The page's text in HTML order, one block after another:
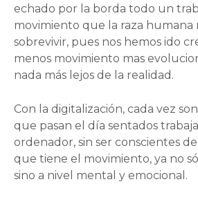
echado por la borda todo un
movimiento que la raza humana
sobrevivir, pues nos hemos ido
menos movimiento mas
nada más lejos de la realidad.
Con la digitalización, cada vez
que pasan el día sentados
ordenador, sin ser conscientes
que tiene el movimiento, ya no
sino a nivel mental y emocional.